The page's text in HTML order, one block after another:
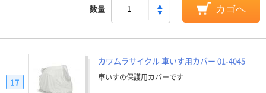
数量 カゴへ
カワムラサイクル 車いす用カバー 01-4045
車いすの保護用カバーです
17